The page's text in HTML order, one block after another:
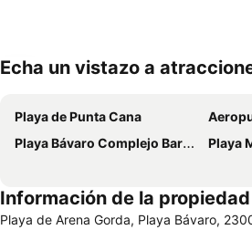
Echa un vistazo a
Playa de Punta Cana
Playa Bávaro Complejo Barceló Bávaro
Playa
Información de la propiedad
Playa de Arena Gorda, Playa Bávaro,